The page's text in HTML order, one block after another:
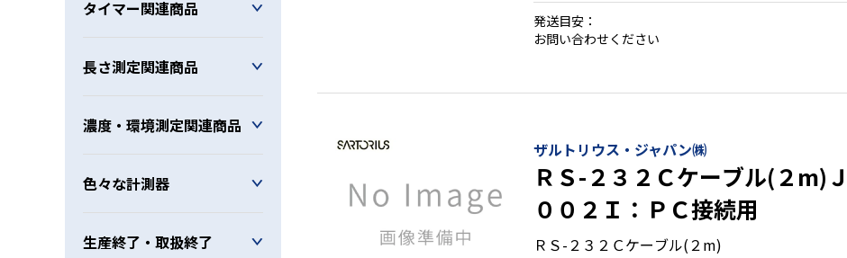
タイマー関連商品
長さ測定関連商品
濃度・環境測定関連商品
色々な計測器
生産終了・取扱終了
発送目安：
お問い合わせください
ザルトリウス・ジャパン㈱
ＲＳ-２３２Ｃケーブル(２m)
００２Ｉ：ＰＣ接続用
ＲＳ-２３２Ｃケーブル(２m)